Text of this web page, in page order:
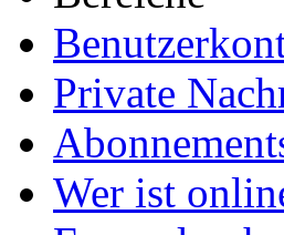
Private
Wer ist